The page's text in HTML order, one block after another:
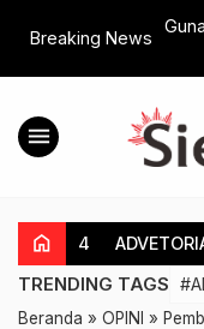
Breaking News
Pada Kepadatan
menu
home 4
TRENDING TAGS
Beranda » OPINI »